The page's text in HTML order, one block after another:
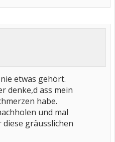
etwas gehört.
denke,d ass mein
habe.
und mal
gräusslichen